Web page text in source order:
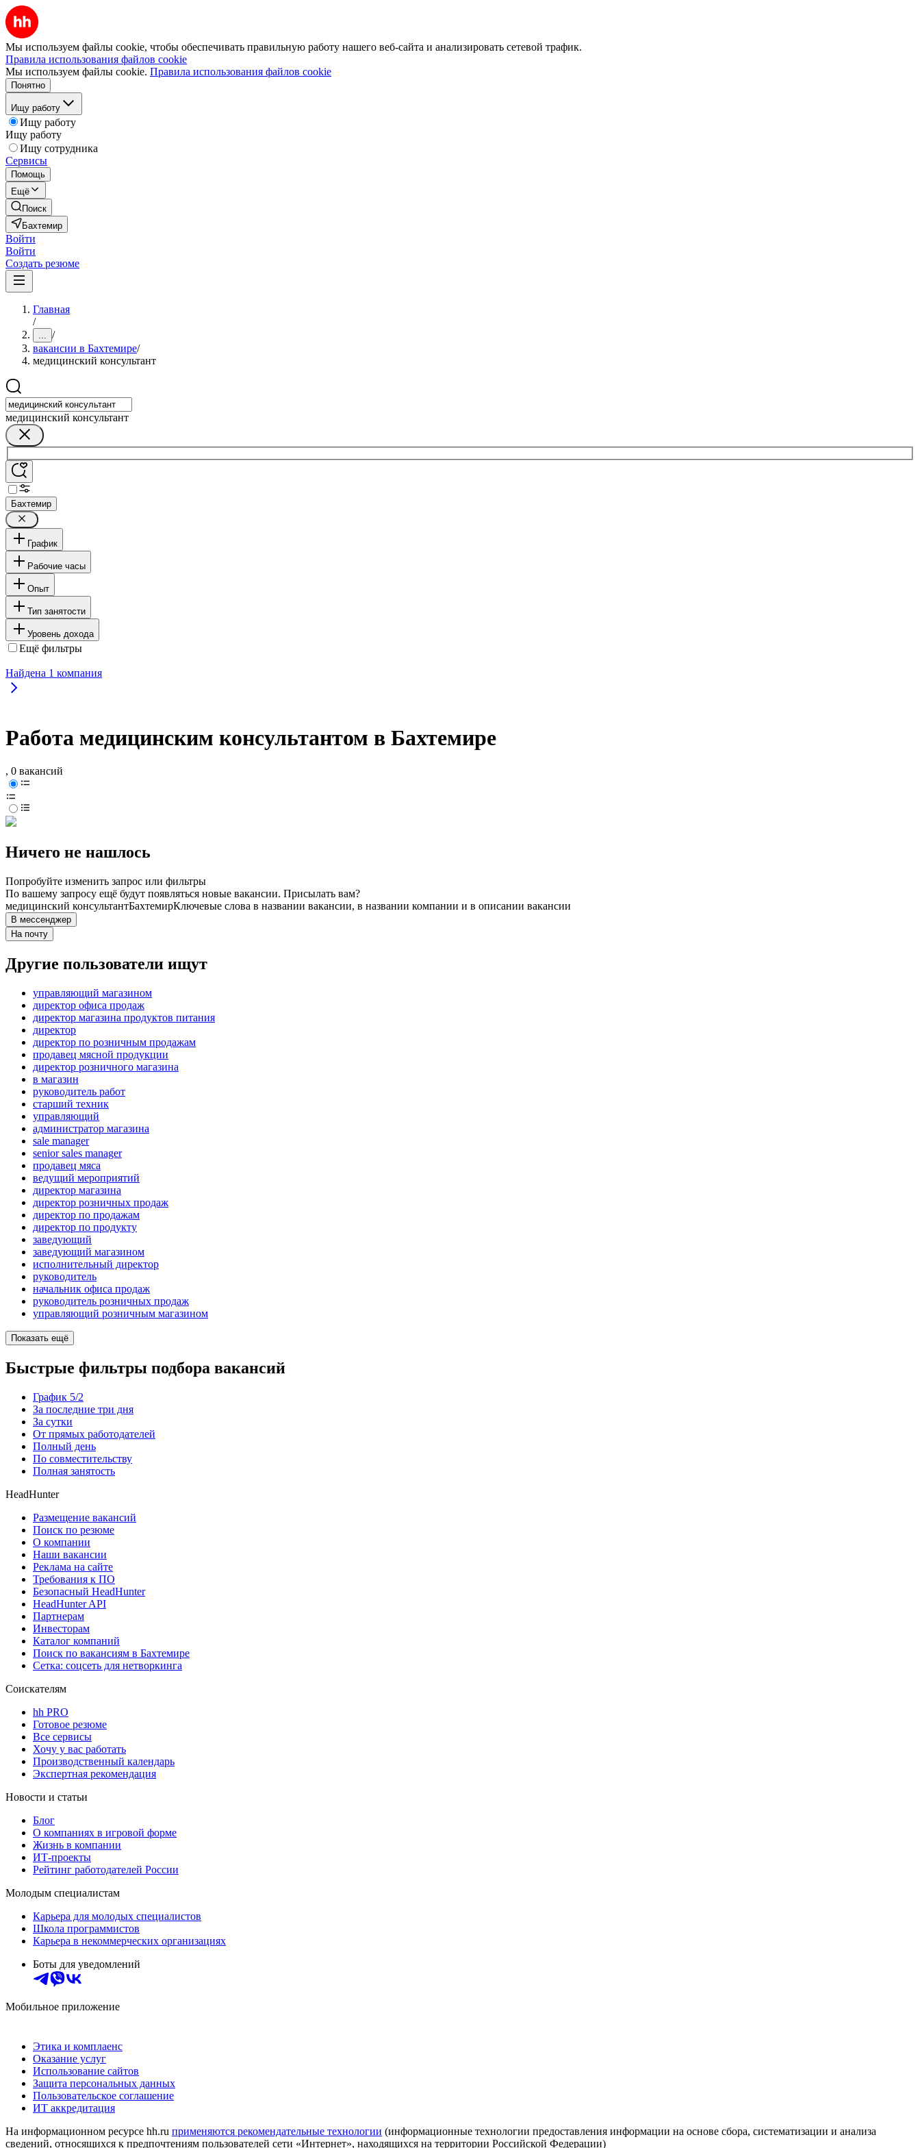
Мы используем файлы cookie, чтобы обеспечивать правильную работу нашего веб-сайта и анализировать сетевой трафик.
Правила использования файлов cookie
Мы используем файлы cookie. Правила использования файлов cookie
Понятно
Ищу работу
Ищу работу
Ищу работу
Ищу сотрудника
Сервисы
Помощь
Ещё
Поиск
Бахтемир
Войти
Войти
Создать резюме
Главная
/
... /
вакансии в Бахтемире/
медицинский консультант
медицинский консультант
Бахтемир
График
Рабочие часы
Опыт
Тип занятости
Уровень дохода
Ещё фильтры
Найдена 1 компания
Работа медицинским консультантом в Бахтемире
, 0 вакансий
Ничего не нашлось
Попробуйте изменить запрос или фильтры
По вашему запросу ещё будут появляться новые вакансии. Присылать вам?
медицинский консультантБахтемирКлючевые слова в названии вакансии, в названии компании и в описании вакансии
В мессенджер
На почту
Другие пользователи ищут
управляющий магазином
директор офиса продаж
директор магазина продуктов питания
директор
директор по розничным продажам
продавец мясной продукции
директор розничного магазина
в магазин
руководитель работ
старший техник
управляющий
администратор магазина
sale manager
senior sales manager
продавец мяса
ведущий мероприятий
директор магазина
директор розничных продаж
директор по продажам
директор по продукту
заведующий
заведующий магазином
исполнительный директор
руководитель
начальник офиса продаж
руководитель розничных продаж
управляющий розничным магазином
Показать ещё
Быстрые фильтры подбора вакансий
График 5/2
За последние три дня
За сутки
От прямых работодателей
Полный день
По совместительству
Полная занятость
HeadHunter
Размещение вакансий
Поиск по резюме
О компании
Наши вакансии
Реклама на сайте
Требования к ПО
Безопасный HeadHunter
HeadHunter API
Партнерам
Инвесторам
Каталог компаний
Поиск по вакансиям в Бахтемире
Сетка: соцсеть для нетворкинга
Соискателям
hh PRO
Готовое резюме
Все сервисы
Хочу у вас работать
Производственный календарь
Экспертная рекомендация
Новости и статьи
Блог
О компаниях в игровой форме
Жизнь в компании
ИТ-проекты
Рейтинг работодателей России
Молодым специалистам
Карьера для молодых специалистов
Школа программистов
Карьера в некоммерческих организациях
Боты для уведомлений
Мобильное приложение
Этика и комплаенс
Оказание услуг
Использование сайтов
Защита персональных данных
Пользовательское соглашение
ИТ аккредитация
На информационном ресурсе hh.ru применяются рекомендательные технологии (информационные технологии предоставления информации на основе сбора, систематизации и анализа
сведений, относящихся к предпочтениям пользователей сети «Интернет», находящихся на территории Российской Федерации)